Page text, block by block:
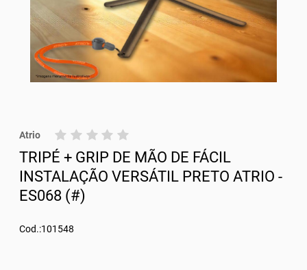
Atrio
TRIPÉ + GRIP DE MÃO DE FÁCIL
INSTALAÇÃO VERSÁTIL PRETO ATRIO -
ES068 (#)
Cod.:101548